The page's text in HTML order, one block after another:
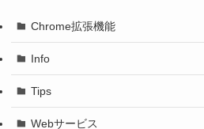
Chrome拡張機能
Info
Tips
Webサービス